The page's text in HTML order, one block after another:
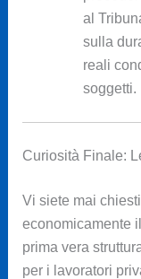
al
sulla
reali
soggetti.
Curiosità Finale:
Vi siete mai
economicamente
prima vera
per i lavoratori